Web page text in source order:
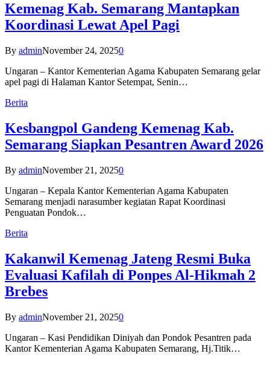
Kemenag Kab. Semarang Mantapkan
Koordinasi Lewat Apel Pagi
By adminNovember 24, 20250
Ungaran – Kantor Kementerian Agama Kabupaten Semarang gelar
apel pagi di Halaman Kantor Setempat, Senin…
Berita
Kesbangpol Gandeng Kemenag Kab.
Semarang Siapkan Pesantren Award 2026
By adminNovember 21, 20250
Ungaran – Kepala Kantor Kementerian Agama Kabupaten
Semarang menjadi narasumber kegiatan Rapat Koordinasi
Penguatan Pondok…
Berita
Kakanwil Kemenag Jateng Resmi Buka
Evaluasi Kafilah di Ponpes Al-Hikmah 2
Brebes
By adminNovember 21, 20250
Ungaran – Kasi Pendidikan Diniyah dan Pondok Pesantren pada
Kantor Kementerian Agama Kabupaten Semarang, Hj.Titik…